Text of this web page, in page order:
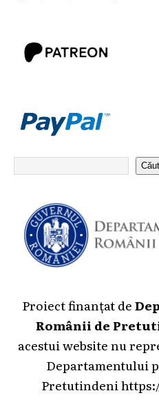
Proiect finanțat de
Românii de
acestui website nu
Departamentului
Pretutindeni